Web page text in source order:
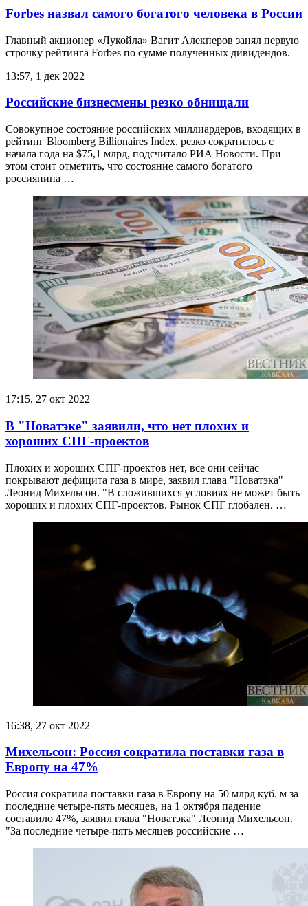
Forbes назвал самого богатого человека в России
Главный акционер «Лукойла» Вагит Алекперов занял первую
строчку рейтинга Forbes по сумме полученных дивидендов.
13:57, 1 дек 2022
Российские бизнесмены резко обнищали
Совокупное состояние российских миллиардеров, входящих в
рейтинг Bloomberg Billionaires Index, резко сократилось с
начала года на $75,1 млрд, подсчитало РИА Новости. При
этом стоит отметить, что состояние самого богатого
россиянина …
17:15, 27 окт 2022
В "Новатэке" заявили, что нет плохих и
хороших СПГ-проектов
Плохих и хороших СПГ-проектов нет, все они сейчас
покрывают дефицита газа в мире, заявил глава "Новатэка"
Леонид Михельсон. "В сложившихся условиях не может быть
хороших и плохих СПГ-проектов. Рынок СПГ глобален. …
16:38, 27 окт 2022
Михельсон: Россия сократила поставки газа в
Европу на 47%
Россия сократила поставки газа в Европу на 50 млрд куб. м за
последние четыре-пять месяцев, на 1 октября падение
составило 47%, заявил глава "Новатэка" Леонид Михельсон.
"За последние четыре-пять месяцев российские …